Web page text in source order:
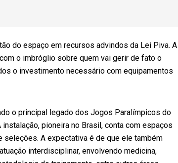
do espaço em recursos advindos da Lei Piva. A
o imbróglio sobre quem vai gerir de fato o
o investimento necessário com equipamentos
o principal legado dos Jogos Paralímpicos do
pioneira no Brasil, conta com espaços
A expectativa é de que ele também
interdisciplinar, envolvendo medicina,